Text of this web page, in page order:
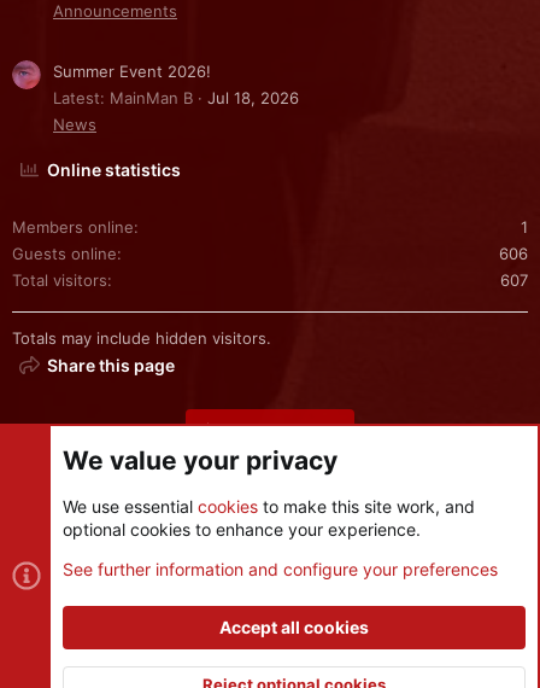
Announcements
Summer Event 2026!
Latest: MainMan B
Jul 18, 2026
News
Online statistics
Members online
1
Guests online
606
Total visitors
607
Totals may include hidden visitors.
Share this page
Share this page
Cookies
Contact us
S
®
and add-ons by ThemeHouse
We value your privacy
We use essential cookies to make this site work, and
optional cookies to enhance your experience.
See further information and configure your preferences
Accept all cookies
Reject optional cookies